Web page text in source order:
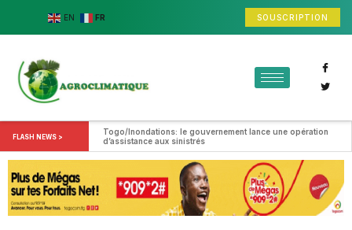
EN FR SOUSCRIPTION
FLASH NEWS >
Togo/Inondations: le gouvernement lance une opération
d’assistance aux sinistrés